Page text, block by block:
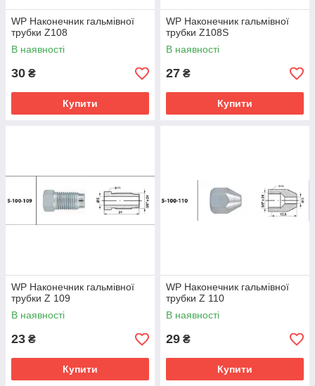
WP Наконечник гальмівної
трубки Z108
В наявності
30 ₴
Купити
WP Наконечник гальмівної
трубки Z108S
В наявності
27 ₴
Купити
WP Наконечник гальмівної
трубки Z 109
В наявності
23 ₴
Купити
WP Наконечник гальмівної
трубки Z 110
В наявності
29 ₴
Купити